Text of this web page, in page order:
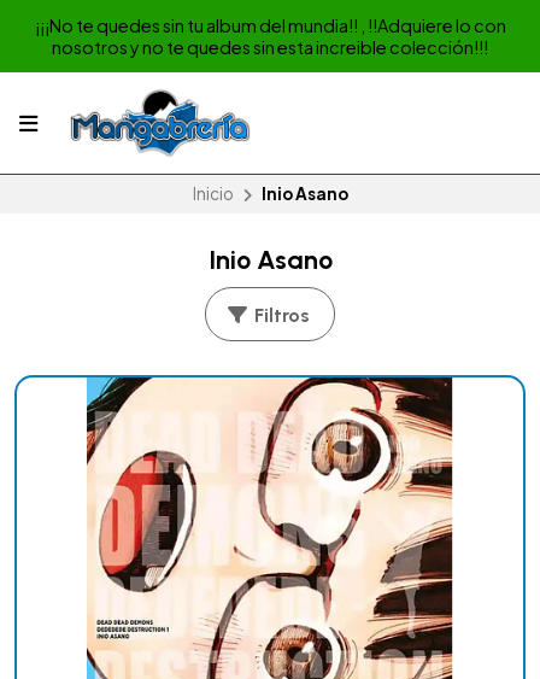
¡¡¡No te quedes sin tu album del mundia!! , !!Adquiere lo con
nosotros y no te quedes sin esta increible colección!!!
Inicio Inio Asano
Inio Asano
Filtros